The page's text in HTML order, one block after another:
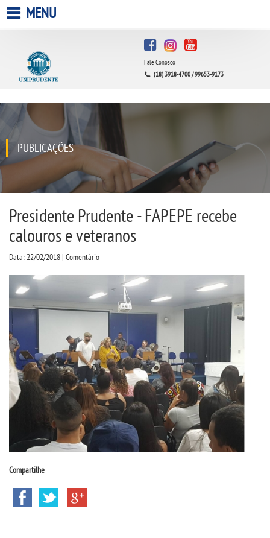
A UNIPRUDENTE
QUEM SOMOS
INFRAESTRUTURA
BIBLIOTECA
CPA
PROUNI
BACHARELADOS
LICENCIATURAS
TECNOLÓGICOS
VESTIBULAR
INSCREVA-SE
MENU
Fale Conosco
(18) 3918-4700 / 99653-9173
PUBLICAÇÕES
Presidente Prudente - FAPEPE recebe
calouros e veteranos
Data: 22/02/2018 | Comentário
Compartilhe